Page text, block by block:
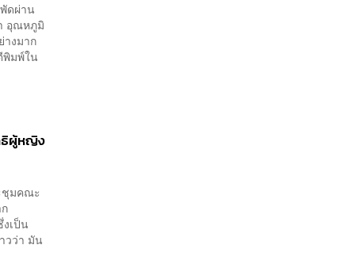
ดผ่าน
อุณหภูมิ
งมาก
พิมพ์ใน
ธิผู้หญิง
ชุมคณะ
เป็น
วว่า มัน